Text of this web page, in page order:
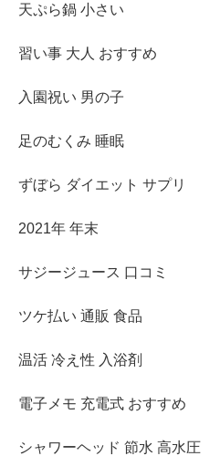
天ぷら鍋 小さい
習い事 大人 おすすめ
入園祝い 男の子
足のむくみ 睡眠
ずぼら ダイエット サプリ
2021年 年末
サジージュース 口コミ
ツケ払い 通販 食品
温活 冷え性 入浴剤
電子メモ 充電式 おすすめ
シャワーヘッド 節水 高水圧